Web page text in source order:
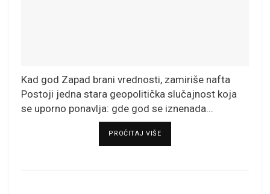
Kad god Zapad brani vrednosti, zamiriše nafta
Postoji jedna stara geopolitička slučajnost koja
se uporno ponavlja: gde god se iznenada...
PROČITAJ VIŠEDETAILS